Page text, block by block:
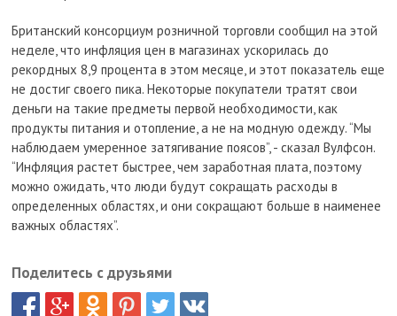
Британский консорциум розничной торговли сообщил на этой
неделе, что инфляция цен в магазинах ускорилась до
рекордных 8,9 процента в этом месяце, и этот показатель еще
не достиг своего пика. Некоторые покупатели тратят свои
деньги на такие предметы первой необходимости, как
продукты питания и отопление, а не на модную одежду. “Мы
наблюдаем умеренное затягивание поясов”, - сказал Вулфсон.
“Инфляция растет быстрее, чем заработная плата, поэтому
можно ожидать, что люди будут сокращать расходы в
определенных областях, и они сокращают больше в наименее
важных областях”.
Поделитесь с друзьями